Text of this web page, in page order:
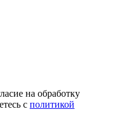
на обработку
с политикой